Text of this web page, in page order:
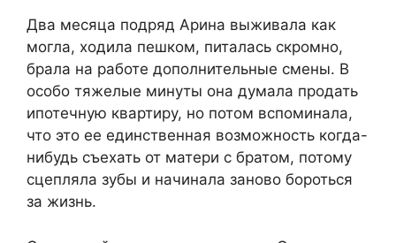
Два месяца подряд Арина выживала как
могла, ходила пешком, питалась скромно,
брала на работе дополнительные смены. В
особо тяжелые минуты она думала продать
ипотечную квартиру, но потом вспоминала,
что это ее единственная возможность когда-
нибудь съехать от матери с братом, потому
сцепляла зубы и начинала заново бороться
за жизнь.